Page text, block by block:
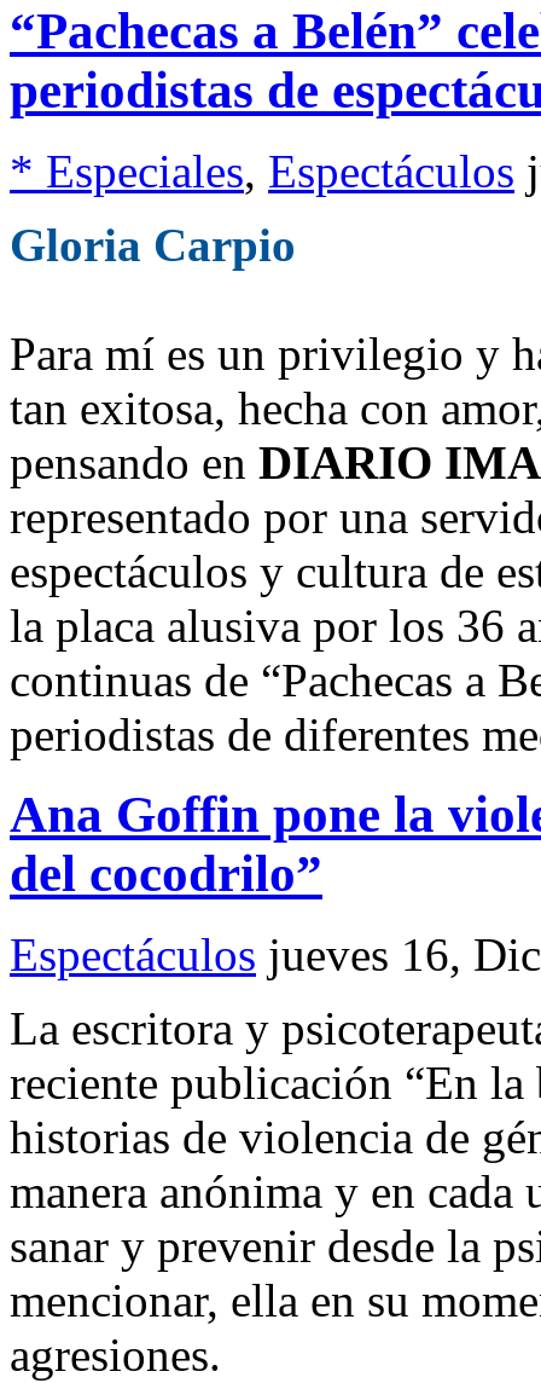
“Pachecas a Belén”
periodistas de
* Especiales, Espectáculos
Gloria Carpio
Para mí es un privilegio y
tan exitosa, hecha con
pensando en DIARIO
representado por una
espectáculos y cultura de
la placa alusiva por los 36
continuas de “Pachecas a
periodistas de diferentes
Ana Goffin pone la
del cocodrilo”
Espectáculos jueves 16,
La escritora y
reciente publicación “En
historias de violencia de
manera anónima y en cada
sanar y prevenir desde la
mencionar, ella en su
agresiones.